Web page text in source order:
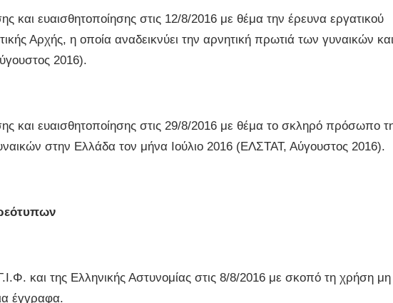
ευαισθητοποίησης στις 12/8/2016 με θέμα την έρευνα εργατικού
Αρχής, η οποία αναδεικνύει την αρνητική πρωτιά των γυναικών και
2016).
ευαισθητοποίησης στις 29/8/2016 με θέμα το σκληρό πρόσωπο
στην Ελλάδα τον μήνα Ιούλιο 2016 (ΕΛΣΤΑΤ, Αύγουστος 2016).
και της Ελληνικής Αστυνομίας στις 8/8/2016 με σκοπό τη χρήση μη
έγγραφα.